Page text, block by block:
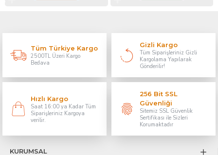
Tüm Türkiye Kargo
2500TL Üzeri Kargo
Bedava
Gizli Kargo
Tüm Siparişleriniz Gizli
Kargolama Yapılarak
Gönderilir!
Hızlı Kargo
Saat 16:00 ya Kadar Tüm
Siparişleriniz Kargoya
verilir.
256 Bit SSL
Güvenliği
Sitemiz SSL Güvenlik
Sertifikası ile Sizleri
Korumaktadır
KURUMSAL